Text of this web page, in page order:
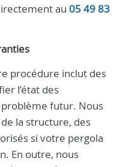
au 05 49 83
procédure inclut des
l’état des
futur. Nous
la structure, des
si votre pergola
En outre, nous